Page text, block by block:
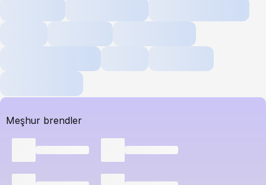
Meşhur brendler